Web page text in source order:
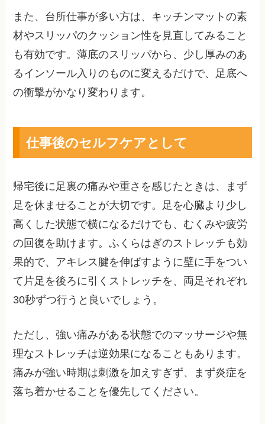
また、台所仕事が多い方は、キッチンマットの素
材やスリッパのクッション性を見直してみること
も有効です。薄底のスリッパから、少し厚みのあ
るインソール入りのものに変えるだけで、足底へ
の衝撃がかなり変わります。
仕事後のセルフケアとして
帰宅後に足裏の痛みや重さを感じたときは、まず
足を休ませることが大切です。足を心臓より少し
高くした状態で横になるだけでも、むくみや疲労
の回復を助けます。ふくらはぎのストレッチも効
果的で、アキレス腱を伸ばすように壁に手をつい
て片足を後ろに引くストレッチを、両足それぞれ
30秒ずつ行うと良いでしょう。
ただし、強い痛みがある状態でのマッサージや無
理なストレッチは逆効果になることもあります。
痛みが強い時期は刺激を加えすぎず、まず炎症を
落ち着かせることを優先してください。